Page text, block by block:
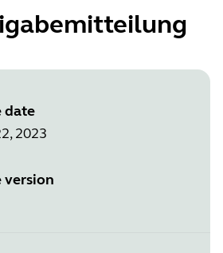
date
2023
version